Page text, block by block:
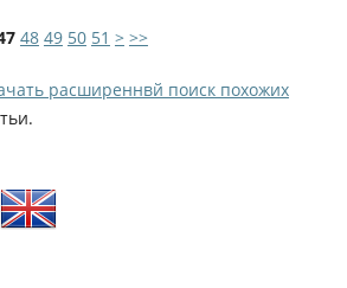
48 49 50 51 > >>
расширеннвй поиск похожих